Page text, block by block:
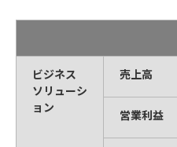
ビジネス
ソリューシ
ョン
売上高
営業利益